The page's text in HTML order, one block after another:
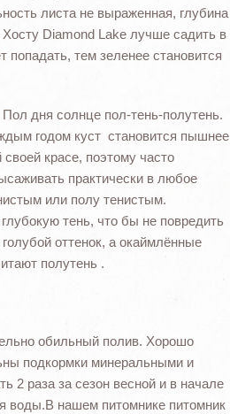
листа не выраженная, глубина
Diamond Lake лучше садить в
тем зеленее становится
дня солнце пол-тень-полутень.
годом куст становится пышнее
красе, поэтому часто
практически в любое
или полу тенистым.
тень, что бы не повредить
оттенок, а окаймлённые
полутень .
обильный полив. Хорошо
подкормки минеральными и
2 раза за сезон весной и в начале
воды.В нашем питомнике питомник